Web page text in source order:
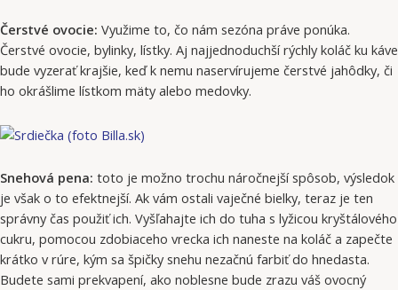
Čerstvé ovocie: Využime to, čo nám sezóna práve ponúka.
Čerstvé ovocie, bylinky, lístky. Aj najjednoduchší rýchly koláč ku káve
bude vyzerať krajšie, keď k nemu naservírujeme čerstvé jahôdky, či
ho okrášlime lístkom mäty alebo medovky.
Snehová pena: toto je možno trochu náročnejší spôsob, výsledok
je však o to efektnejší. Ak vám ostali vaječné bielky, teraz je ten
správny čas použiť ich. Vyšľahajte ich do tuha s lyžicou kryštálového
cukru, pomocou zdobiaceho vrecka ich naneste na koláč a zapečte
krátko v rúre, kým sa špičky snehu nezačnú farbiť do hnedasta.
Budete sami prekvapení, ako noblesne bude zrazu váš ovocný